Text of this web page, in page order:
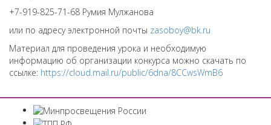
+7-919-825-71-68 Румия Мулжанова
или по адресу электронной почты zasoboy@bk.ru
Материал для проведения урока и необходимую
информацию об организации конкурса можно скачать по
ссылке: https://cloud.mail.ru/public/6dna/8CCwsWmB6